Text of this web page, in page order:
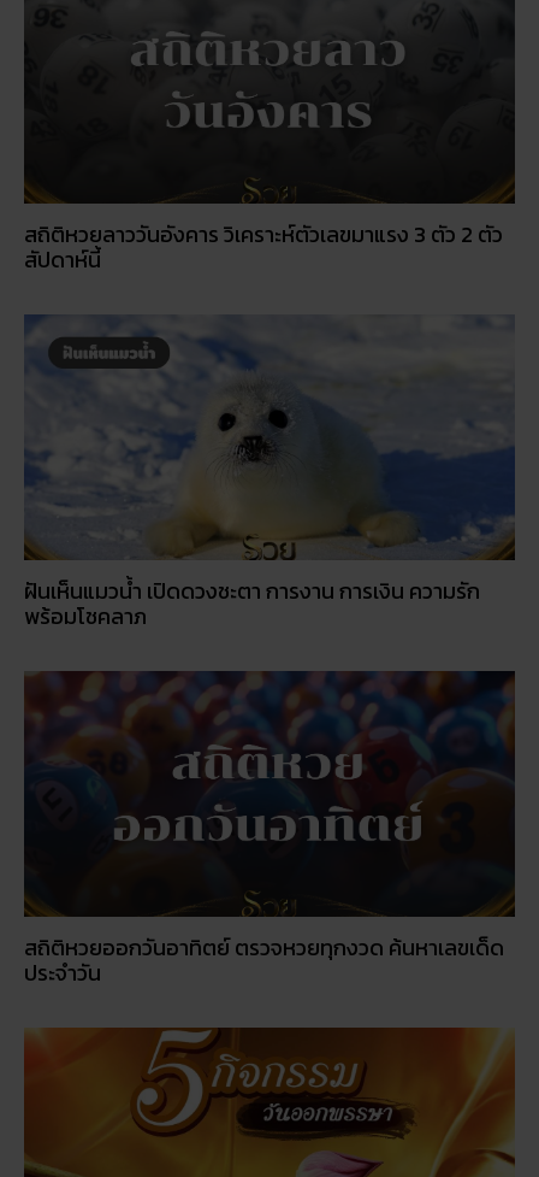
สถิติหวยลาววันอังคาร วิเคราะห์ตัวเลขมาแรง 3 ตัว 2 ตัว
สัปดาห์นี้
ฝันเห็นแมวน้ำ เปิดดวงชะตา การงาน การเงิน ความรัก
พร้อมโชคลาภ
สถิติหวยออกวันอาทิตย์ ตรวจหวยทุกงวด ค้นหาเลขเด็ด
ประจำวัน